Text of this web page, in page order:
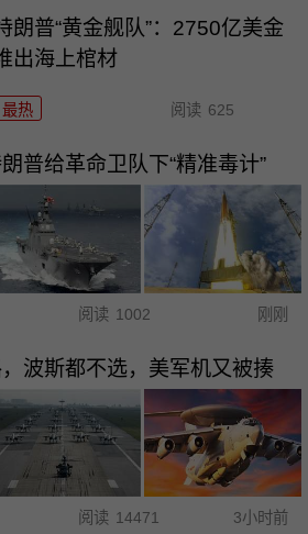
朗普“黄金舰队”：2750亿美金
出海上棺材
最热 阅读 625
普给革命卫队下“精准毒计”
阅读 1002 刚刚
波斯都不选，美军机又被揍
阅读 14471 3小时前